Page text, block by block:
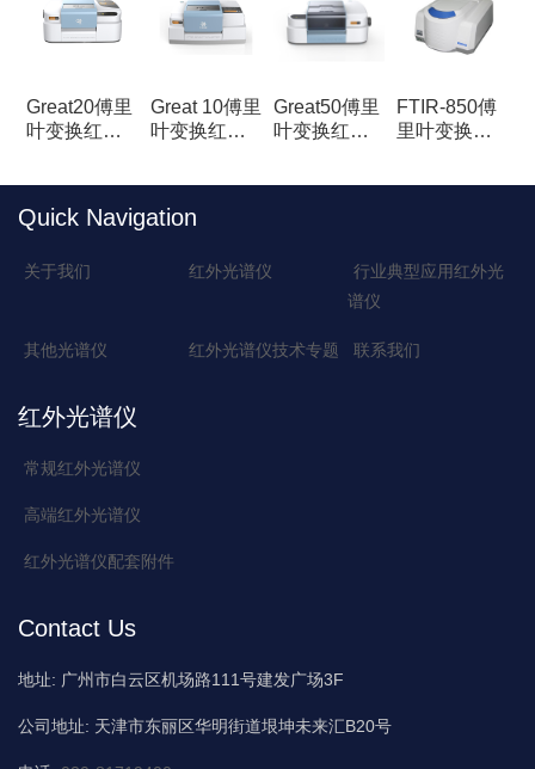
Great20傅里
叶变换红外
Great 10傅里
叶变换红外
Great50傅里
叶变换红外
FTIR-850傅
里叶变换红
Quick Navigation
关于我们 红外光谱仪
行业典型应用红外光
谱仪
其他光谱仪 红外光谱仪技术专题 联系我们
红外光谱仪
常规红外光谱仪
高端红外光谱仪
红外光谱仪配套附件
Contact Us
地址: 广州市白云区机场路111号建发广场3F
公司地址: 天津市东丽区华明街道垠坤未来汇B20号